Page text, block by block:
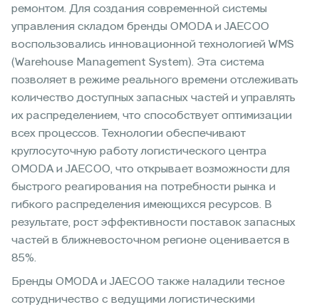
ремонтом. Для создания современной системы
управления складом бренды OMODA и JAECOO
воспользовались инновационной технологией WMS
(Warehouse Management System). Эта система
позволяет в режиме реального времени отслеживать
количество доступных запасных частей и управлять
их распределением, что способствует оптимизации
всех процессов. Технологии обеспечивают
круглосуточную работу логистического центра
OMODA и JAECOO, что открывает возможности для
быстрого реагирования на потребности рынка и
гибкого распределения имеющихся ресурсов. В
результате, рост эффективности поставок запасных
частей в ближневосточном регионе оценивается в
85%.
Бренды OMODA и JAECOO также наладили тесное
сотрудничество с ведущими логистическими